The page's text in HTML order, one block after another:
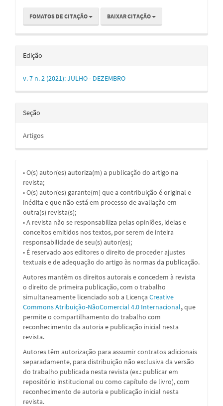
FOMATOS DE CITAÇÃO BAIXAR CITAÇÃO
Edição
v. 7 n. 2 (2021): JULHO - DEZEMBRO
Seção
Artigos
• O(s) autor(es) autoriza(m) a publicação do artigo na
revista;
• O(s) autor(es) garante(m) que a contribuição é original e
inédita e que não está em processo de avaliação em
outra(s) revista(s);
• A revista não se responsabiliza pelas opiniões, ideias e
conceitos emitidos nos textos, por serem de inteira
responsabilidade de seu(s) autor(es);
• É reservado aos editores o direito de proceder ajustes
textuais e de adequação do artigo às normas da publicação.
Autores mantêm os direitos autorais e concedem à revista
o direito de primeira publicação, com o trabalho
simultaneamente licenciado sob a Licença Creative
Commons Atribuição-NãoComercial 4.0 Internacional,que
permite o compartilhamento do trabalho com
reconhecimento da autoria e publicação inicial nesta
revista.
Autores têm autorização para assumir contratos adicionais
separadamente, para distribuição não exclusiva da versão
do trabalho publicada nesta revista (ex.: publicar em
repositório institucional ou como capítulo de livro), com
reconhecimento de autoria e publicação inicial nesta
revista.